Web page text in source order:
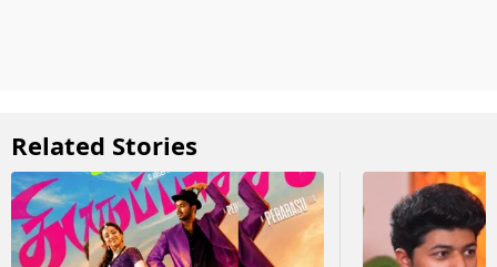
Related Stories